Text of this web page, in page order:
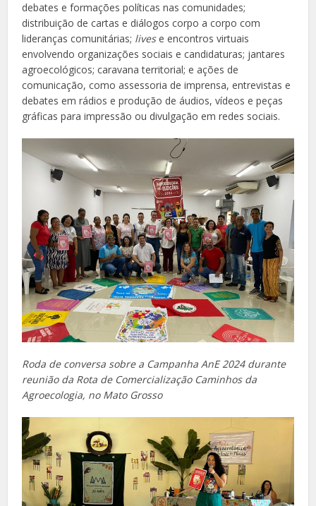
debates e formações políticas nas comunidades;
distribuição de cartas e diálogos corpo a corpo com
lideranças comunitárias; livese encontros virtuais
envolvendo organizações sociais e candidaturas; jantares
agroecológicos; caravana territorial; e ações de
comunicação, como assessoria de imprensa, entrevistas e
debates em rádios e produção de áudios, vídeos e peças
gráficas para impressão ou divulgação em redes sociais.
Roda de conversa sobre a Campanha AnE 2024 durante
reunião da Rota de Comercialização Caminhos da
Agroecologia, no Mato Grosso